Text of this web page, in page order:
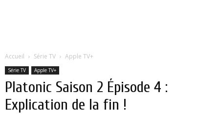
Accueil Série TV Apple TV+
Série TV Apple TV+
Platonic Saison 2 Épisode 4 :
Explication de la fin !